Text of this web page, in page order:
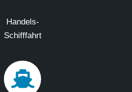
Handels-
Schifffahrt